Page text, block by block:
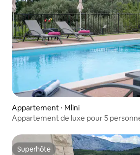
Appartement ⋅ Mlini
Appartement de luxe pour 5
Superhôte